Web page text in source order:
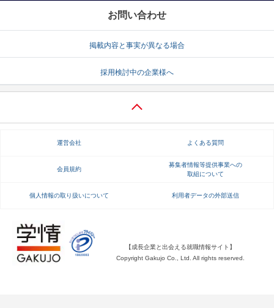
就活ノウハウ・サポート
就活ノウハウが満載！ お役立ち記事・相談室など
就活ニュースペーパー よくある質問
不明点があればこちら
お問い合わせ
掲載内容と事実が異なる場合
採用検討中の企業様へ
運営会社 よくある質問
会員規約
募集者情報等提供事業への
取組について
個人情報の取り扱いについて 利用者データの外部送信
【成長企業と出会える就職情報サイト】
Copyright Gakujo Co., Ltd. All rights reserved.